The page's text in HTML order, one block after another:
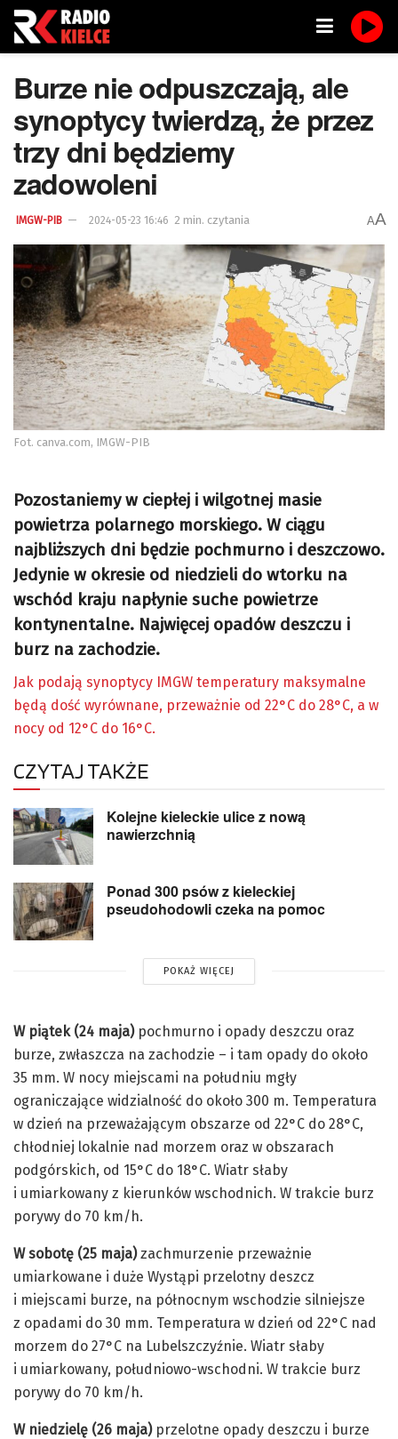
Burze nie odpuszczają, ale
synoptycy twierdzą, że przez
trzy dni będziemy
zadowoleni
IMGW-PIB 2024-05-23 16:46 2 min. czytania AA
Fot. canva.com, IMGW-PIB
Pozostaniemy w ciepłej i wilgotnej masie
powietrza polarnego morskiego. W ciągu
najbliższych dni będzie pochmurno i deszczowo.
Jedynie w okresie od niedzieli do wtorku na
wschód kraju napłynie suche powietrze
kontynentalne. Najwięcej opadów deszczu i
burz na zachodzie.
Jak podają synoptycy IMGW temperatury maksymalne
będą dość wyrównane, przeważnie od 22°C do 28°C, a w
nocy od 12°C do 16°C.
CZYTAJ TAKŻE
Kolejne kieleckie ulice z nową
nawierzchnią
Ponad 300 psów z kieleckiej
pseudohodowli czeka na pomoc
POKAŻ WIĘCEJ
W piątek (24 maja)pochmurno i opady deszczu oraz
burze, zwłaszcza na zachodzie – i tam opady do około
35 mm. W nocy miejscami na południu mgły
ograniczające widzialność do około 300 m. Temperatura
w dzień na przeważającym obszarze od 22°C do 28°C,
chłodniej lokalnie nad morzem oraz w obszarach
podgórskich, od 15°C do 18°C. Wiatr słaby
i umiarkowany z kierunków wschodnich. W trakcie burz
porywy do 70 km/h.
W sobotę (25 maja)zachmurzenie przeważnie
umiarkowane i duże Wystąpi przelotny deszcz
i miejscami burze, na północnym wschodzie silniejsze
z opadami do 30 mm. Temperatura w dzień od 22°C nad
morzem do 27°C na Lubelszczyźnie. Wiatr słaby
i umiarkowany, południowo-wschodni. W trakcie burz
porywy do 70 km/h.
W niedzielę (26 maja)przelotne opady deszczu i burze